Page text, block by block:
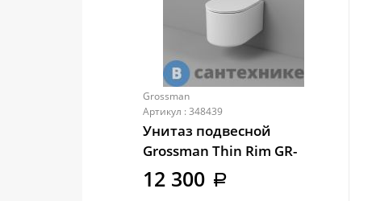
Grossman
Артикул : 348439
Унитаз подвесной
Grossman Thin Rim GR-
5606SQ (500х360х362)
тонкий ободок, с тонкой
12 300 a